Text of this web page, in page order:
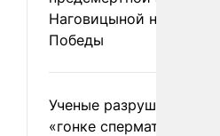
Наговицыной на пике
Победы
Ученые разрушили миф
«гонке